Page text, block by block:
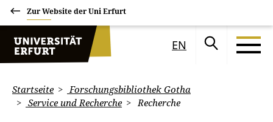
Zur Website der Uni Erfurt
EN
Startseite
Forschungsbibliothek Gotha
Service und Recherche
Recherche